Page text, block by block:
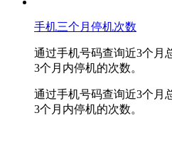
手机三个月停机次数
通过手机号码查询近3个月
3个月内停机的次数。
通过手机号码查询近3个月
3个月内停机的次数。